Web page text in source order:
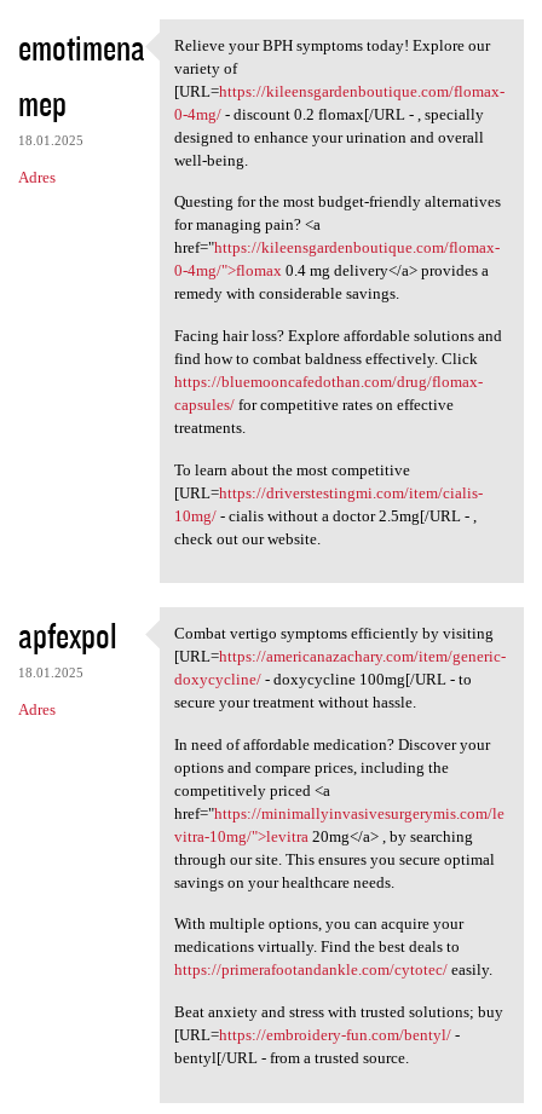
emotimena
mep
18.01.2025
Adres
Relieve your BPH symptoms
Relieve your BPH symptoms today! Explore our
variety of
[URL=https://kileensgardenboutique.com/flomax-
0-4mg/- discount 0.2 flomax[/URL - , specially
designed to enhance your urination and overall
well-being.
Questing for the most budget-friendly alternatives
for managing pain? <a
href="https://kileensgardenboutique.com/flomax-
0-4mg/">flomax0.4 mg delivery</a> provides a
remedy with considerable savings.
Facing hair loss? Explore affordable solutions and
find how to combat baldness effectively. Click
https://bluemooncafedothan.com/drug/flomax-
capsules/for competitive rates on effective
treatments.
To learn about the most competitive
[URL=https://driverstestingmi.com/item/cialis-
10mg/- cialis without a doctor 2.5mg[/URL - ,
check out our website.
apfexpol
18.01.2025
Adres
Combat vertigo symptoms
Combat vertigo symptoms efficiently by visiting
[URL=https://americanazachary.com/item/generic-
doxycycline/- doxycycline 100mg[/URL - to
secure your treatment without hassle.
In need of affordable medication? Discover your
options and compare prices, including the
competitively priced <a
href="https://minimallyinvasivesurgerymis.com/le
vitra-10mg/">levitra 20mg</a> , by searching
through our site. This ensures you secure optimal
savings on your healthcare needs.
With multiple options, you can acquire your
medications virtually. Find the best deals to
https://primerafootandankle.com/cytotec/easily.
Beat anxiety and stress with trusted solutions; buy
[URL=https://embroidery-fun.com/bentyl/-
bentyl[/URL - from a trusted source.